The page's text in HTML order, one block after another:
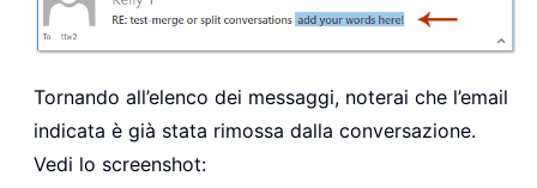
Tornando all’elenco dei messaggi, noterai che l’email
indicata è già stata rimossa dalla conversazione.
Vedi lo screenshot: